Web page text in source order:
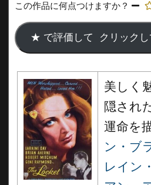
この作品に何点つけますか？
美しく
隠され
運命を
ン・ブ
レイン